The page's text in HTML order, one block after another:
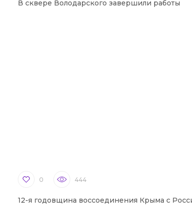
В сквере Володарского завершили работы
0 444
12-я годовщина воссоединения Крыма с